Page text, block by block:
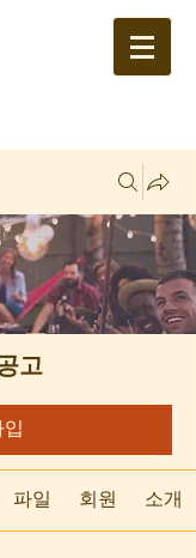
고
입
파일 회원 소개